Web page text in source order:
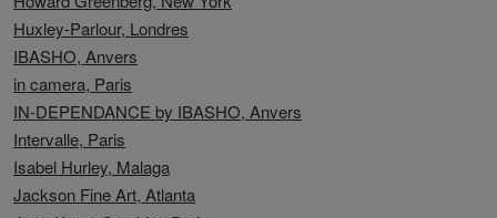
Huxley-Parlour, Londres
IBASHO, Anvers
in camera, Paris
IN-DEPENDANCE by IBASHO, Anvers
Intervalle, Paris
Isabel Hurley, Malaga
Jackson Fine Art, Atlanta